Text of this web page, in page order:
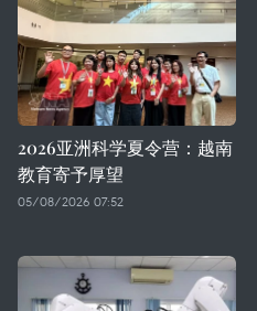
2026亚洲科学夏令营：越南
教育寄予厚望
05/08/2026 07:52